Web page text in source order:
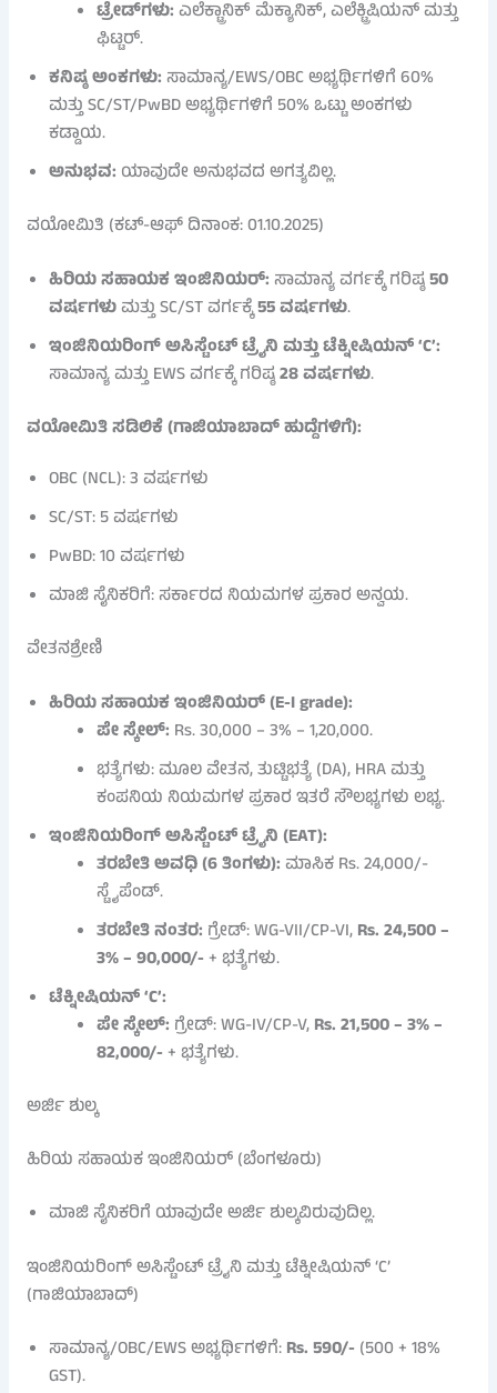
ಟ್ರೇಡ್‌ಗಳು:ಎಲೆಕ್ಟ್ರಾನಿಕ್ ಮೆಕ್ಯಾನಿಕ್, ಎಲೆಕ್ಟ್ರಿಷಿಯನ್ ಮತ್ತು
ಫಿಟ್ಟರ್.
ಕನಿಷ್ಠ ಅಂಕಗಳು:ಸಾಮಾನ್ಯ/EWS/OBC ಅಭ್ಯರ್ಥಿಗಳಿಗೆ 60%
ಮತ್ತು SC/ST/PwBD ಅಭ್ಯರ್ಥಿಗಳಿಗೆ 50% ಒಟ್ಟು ಅಂಕಗಳು
ಕಡ್ಡಾಯ.
ಅನುಭವ: ಯಾವುದೇ ಅನುಭವದ ಅಗತ್ಯವಿಲ್ಲ.
ವಯೋಮಿತಿ (ಕಟ್-ಆಫ್ ದಿನಾಂಕ: 01.10.2025)
ಹಿರಿಯ ಸಹಾಯಕ ಇಂಜಿನಿಯರ್:ಸಾಮಾನ್ಯ ವರ್ಗಕ್ಕೆ ಗರಿಷ್ಠ50
ವರ್ಷಗಳುಮತ್ತು SC/ST ವರ್ಗಕ್ಕೆ55 ವರ್ಷಗಳು.
ಇಂಜಿನಿಯರಿಂಗ್ ಅಸಿಸ್ಟೆಂಟ್ ಟ್ರೈನಿ ಮತ್ತು ಟೆಕ್ನೀಷಿಯನ್ ‘C’:
ಸಾಮಾನ್ಯ ಮತ್ತು EWS ವರ್ಗಕ್ಕೆ ಗರಿಷ್ಠ28 ವರ್ಷಗಳು.
ವಯೋಮಿತಿ ಸಡಿಲಿಕೆ (ಗಾಜಿಯಾಬಾದ್ ಹುದ್ದೆಗಳಿಗೆ):
OBC (NCL): 3 ವರ್ಷಗಳು
SC/ST: 5 ವರ್ಷಗಳು
PwBD: 10 ವರ್ಷಗಳು
ಮಾಜಿ ಸೈನಿಕರಿಗೆ: ಸರ್ಕಾರದ ನಿಯಮಗಳ ಪ್ರಕಾರ ಅನ್ವಯ.
ವೇತನಶ್ರೇಣಿ
ಹಿರಿಯ ಸಹಾಯಕ ಇಂಜಿನಿಯರ್ (E-I grade):
ಪೇ ಸ್ಕೇಲ್: Rs. 30,000 – 3% – 1,20,000.
ಭತ್ಯೆಗಳು: ಮೂಲ ವೇತನ, ತುಟ್ಟಿಭತ್ಯೆ (DA), HRA ಮತ್ತು
ಕಂಪನಿಯ ನಿಯಮಗಳ ಪ್ರಕಾರ ಇತರೆ ಸೌಲಭ್ಯಗಳು ಲಭ್ಯ.
ಇಂಜಿನಿಯರಿಂಗ್ ಅಸಿಸ್ಟೆಂಟ್ ಟ್ರೈನಿ (EAT):
ತರಬೇತಿ ಅವಧಿ (6 ತಿಂಗಳು):ಮಾಸಿಕ Rs. 24,000/-
ಸ್ಟೈಪೆಂಡ್.
ತರಬೇತಿ ನಂತರ: ಗ್ರೇಡ್: WG-VII/CP-VI,Rs. 24,500 –
3% – 90,000/- + ಭತ್ಯೆಗಳು.
ಟೆಕ್ನೀಷಿಯನ್ ‘C’:
ಪೇ ಸ್ಕೇಲ್: ಗ್ರೇಡ್: WG-IV/CP-V,Rs. 21,500 – 3% –
82,000/- + ಭತ್ಯೆಗಳು.
ಅರ್ಜಿ ಶುಲ್ಕ
ಹಿರಿಯ ಸಹಾಯಕ ಇಂಜಿನಿಯರ್ (ಬೆಂಗಳೂರು)
ಮಾಜಿ ಸೈನಿಕರಿಗೆ ಯಾವುದೇ ಅರ್ಜಿ ಶುಲ್ಕವಿರುವುದಿಲ್ಲ.
ಇಂಜಿನಿಯರಿಂಗ್ ಅಸಿಸ್ಟೆಂಟ್ ಟ್ರೈನಿ ಮತ್ತು ಟೆಕ್ನೀಷಿಯನ್ ‘C’
(ಗಾಜಿಯಾಬಾದ್)
ಸಾಮಾನ್ಯ/OBC/EWS ಅಭ್ಯರ್ಥಿಗಳಿಗೆ:Rs. 590/- (500 + 18%
GST).